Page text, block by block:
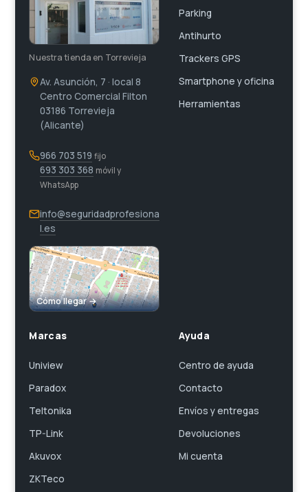
Nuestra tienda en Torrevieja
Av. Asunción, 7 · local 8
Centro Comercial Filton
03186 Torrevieja
(Alicante)
966 703 519 fijo
693 303 368 móvil y
WhatsApp
info@seguridadprofesiona
l.es
Cómo llegar →
Parking
Antihurto
Trackers GPS
Smartphone y oficina
Herramientas
Marcas
Uniview
Paradox
Teltonika
TP-Link
Akuvox
ZKTeco
Ayuda
Centro de ayuda
Contacto
Envíos y entregas
Devoluciones
Mi cuenta